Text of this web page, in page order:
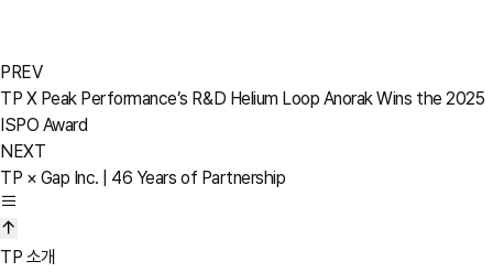
PREV
TP X Peak Performance’s R&D Helium Loop Anorak Wins the 2025
ISPO Award
NEXT
TP × Gap Inc. | 46 Years of Partnership
TP 소개